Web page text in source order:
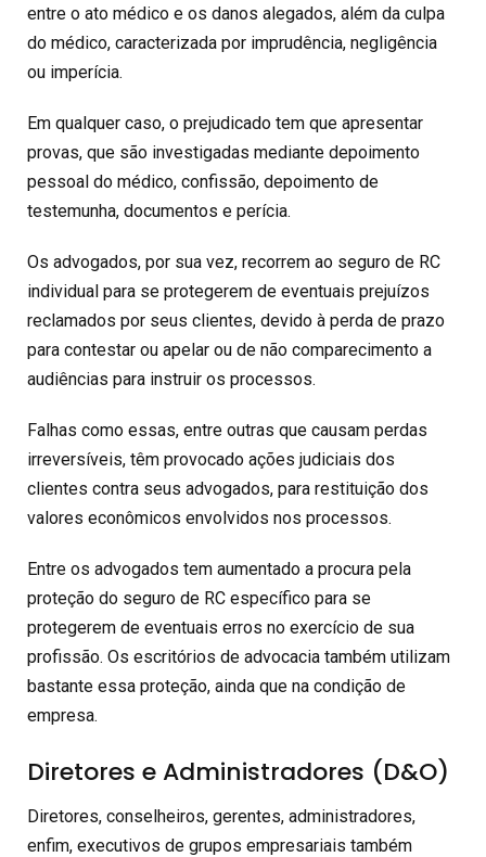
entre o ato médico e os danos alegados, além da culpa
do médico, caracterizada por imprudência, negligência
ou imperícia.
Em qualquer caso, o prejudicado tem que apresentar
provas, que são investigadas mediante depoimento
pessoal do médico, confissão, depoimento de
testemunha, documentos e perícia.
Os advogados, por sua vez, recorrem ao seguro de RC
individual para se protegerem de eventuais prejuízos
reclamados por seus clientes, devido à perda de prazo
para contestar ou apelar ou de não comparecimento a
audiências para instruir os processos.
Falhas como essas, entre outras que causam perdas
irreversíveis, têm provocado ações judiciais dos
clientes contra seus advogados, para restituição dos
valores econômicos envolvidos nos processos.
Entre os advogados tem aumentado a procura pela
proteção do seguro de RC específico para se
protegerem de eventuais erros no exercício de sua
profissão. Os escritórios de advocacia também utilizam
bastante essa proteção, ainda que na condição de
empresa.
Diretores e Administradores (D&O)
Diretores, conselheiros, gerentes, administradores,
enfim, executivos de grupos empresariais também